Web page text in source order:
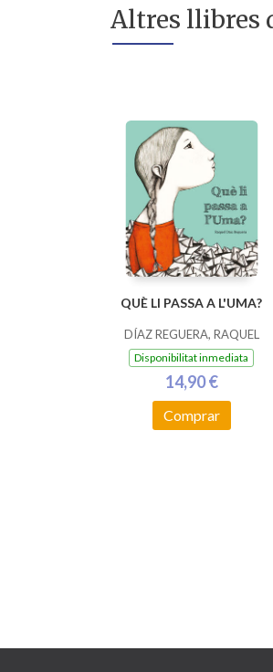
Altres llibres
QUÈ LI PASSA A L'UMA?
DÍAZ REGUERA, RAQUEL
Disponibilitat inmediata
14,90 €
Comprar